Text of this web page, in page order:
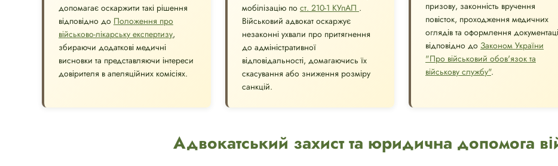
допомагає оскаржити такі рішення
відповідно до Положення про
військово-лікарську експертизу,
збираючи додаткові медичні
висновки та представляючи інтереси
довірителя в апеляційних комісіях.
мобілізацію по ст. 210-1 КУпАП .
Військовий адвокат оскаржує
незаконні ухвали про притягнення
до адміністративної
відповідальності, домагаючись їх
скасування або зниження розміру
санкцій.
призову, законність вручення
повісток, проходження медичних
оглядів та оформлення
відповідно до Законом України
"Про військовий обов'язок та
військову службу".
Адвокатський захист та юридична допомога